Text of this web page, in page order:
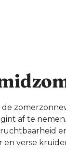
de
af te
en verse